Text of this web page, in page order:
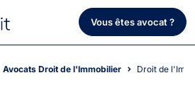
Vous êtes avocat ?
Avocats Droit de l'Immobilier Droit de